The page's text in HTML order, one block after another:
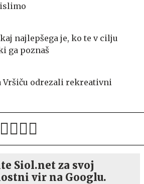
najlepšega je, ko te v cilju
ga poznaš
Vršiču odrezali rekreativni
Siol.net za svoj
vir na Googlu.